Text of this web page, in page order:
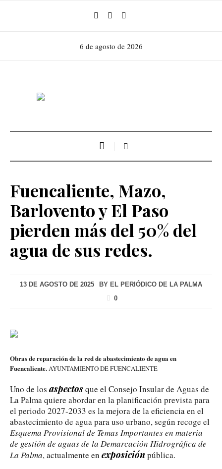
6 de agosto de 2026
Fuencaliente, Mazo,
Barlovento y El Paso
pierden más del 50% del
agua de sus redes.
13 DE AGOSTO DE 2025 BY EL PERIÓDICO DE LA PALMA
0
Obras de reparación de la red de abastecimiento de agua en
Fuencaliente. AYUNTAMIENTO DE FUENCALIENTE
Uno de los aspectosque el Consejo Insular de Aguas de
La Palma quiere abordar en la planificación prevista para
el periodo 2027-2033 es la mejora de la eficiencia en el
abastecimiento de agua para uso urbano, según recoge el
Esquema Provisional de Temas Importantes en materia
de gestión de aguas de la Demarcación Hidrográfica de
La Palma, actualmente en exposición pública.